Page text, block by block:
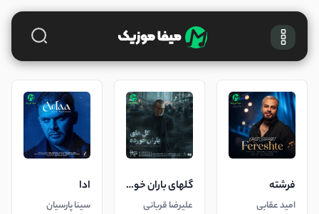
فرشته
امید عقابی
گلهای باران خورده
علیرضا قربانی
ادا
سینا پارسیان